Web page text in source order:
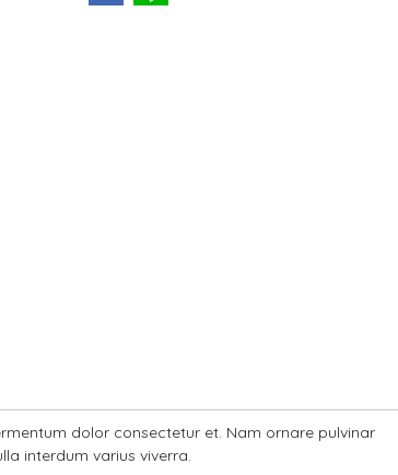
dolor consectetur et. Nam ornare pulvinar
interdum varius viverra.